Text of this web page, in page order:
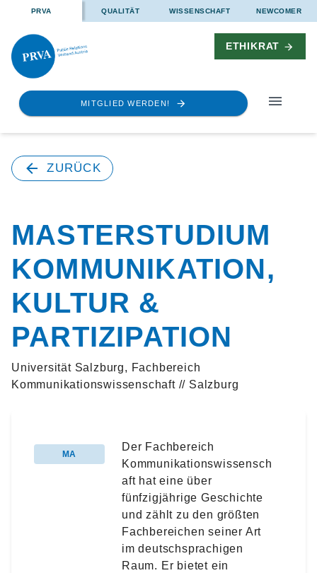
PRVA QUALITÄT WISSENSCHAFT NEWCOMER
ETHIKRAT
MITGLIED WERDEN!
ZURÜCK
MASTERSTUDIUM
KOMMUNIKATION,
KULTUR &
PARTIZIPATION
Universität Salzburg, Fachbereich
Kommunikationswissenschaft // Salzburg
MA
Der Fachbereich
Kommunikationswissensch
aft hat eine über
fünfzigjährige Geschichte
und zählt zu den größten
Fachbereichen seiner Art
im deutschsprachigen
Raum. Er bietet ein